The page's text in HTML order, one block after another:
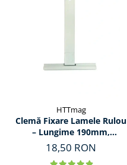
HTTmag
Clemă Fixare Lamele Rulou
– Lungime 190mm,
Prindere 150mm
18,50 RON